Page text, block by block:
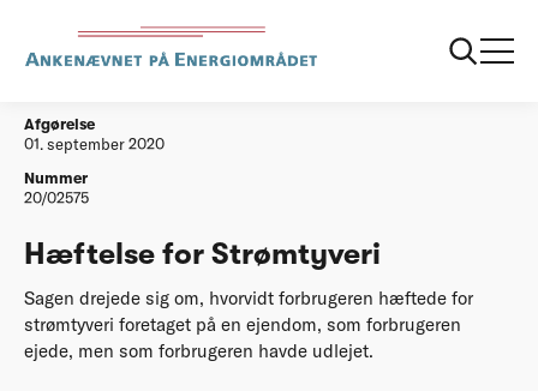
Afgørelser 20200901 Hæftelse for Strømtyveri
Afgørelse
01. september 2020
Nummer
20/02575
Hæftelse for Strømtyveri
Sagen drejede sig om, hvorvidt forbrugeren hæftede for
strømtyveri foretaget på en ejendom, som forbrugeren
ejede, men som forbrugeren havde udlejet.